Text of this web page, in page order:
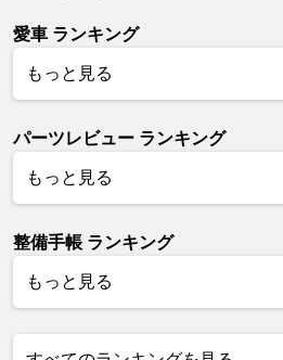
愛車 ランキング
もっと見る
パーツレビュー ランキング
もっと見る
整備手帳 ランキング
もっと見る